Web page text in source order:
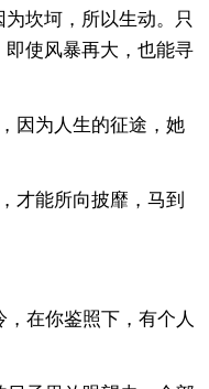
坎坷，所以生动。只
使风暴再大，也能寻
因为人生的征途，她
才能所向披靡，马到
在你鉴照下，有个人